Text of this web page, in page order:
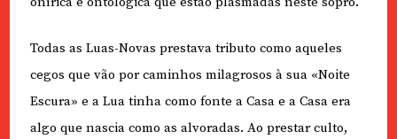
Todas as Luas-Novas prestava tributo como aqueles
cegos que vão por caminhos milagrosos à sua «Noite
Escura» e a Lua tinha como fonte a Casa e a Casa era
algo que nascia como as alvoradas. Ao prestar culto,